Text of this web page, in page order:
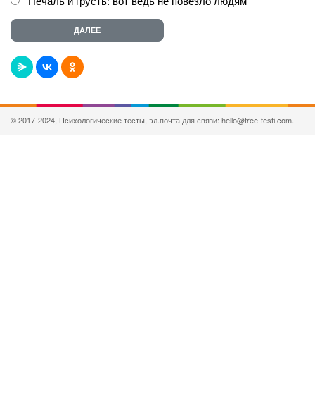
© 2017-2024, Психологические тесты, эл.почта для связи: hello@free-testi.com.